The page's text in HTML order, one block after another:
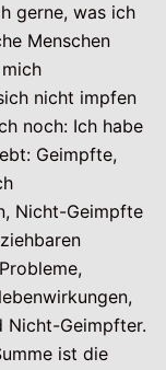
gerne, was ich
Menschen
nicht impfen
noch: Ich habe
Geimpfte,
Nicht-Geimpfte
Nicht-Geimpfter.
ist die